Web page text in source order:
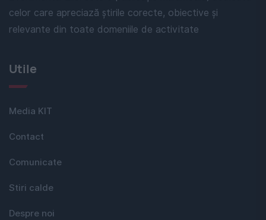
celor care apreciază știrile corecte, obiective și
relevante din toate domeniile de activitate
Utile
Media KIT
Contact
Comunicate
Stiri calde
Despre noi